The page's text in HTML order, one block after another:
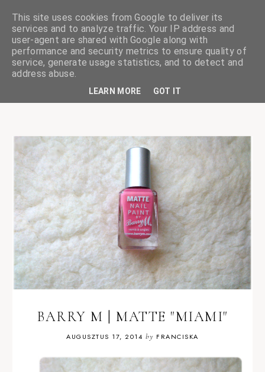
ciskaságok
BARRY M | MATTE "MIAMI"
AUGUSZTUS 17, 2014 by FRANCISKA
This site uses cookies from Google to deliver its
services and to analyze traffic. Your IP address and
user-agent are shared with Google along with
performance and security metrics to ensure quality of
service, generate usage statistics, and to detect and
address abuse.
LEARN MORE GOT IT